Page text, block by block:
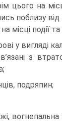
цього на
поблизу
місці події
у вигляді
з
подряпин;
вогнепальна